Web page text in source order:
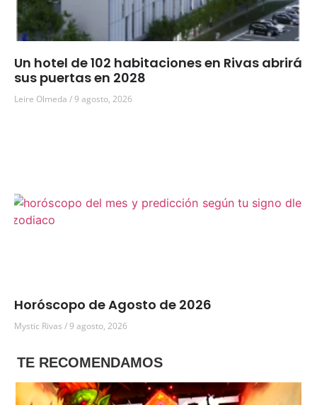
Un hotel de 102 habitaciones en Rivas abrirá
sus puertas en 2028
Leire Olmeda 9 agosto, 2026
Horóscopo de Agosto de 2026
Mystic Rivas 9 agosto, 2026
TE RECOMENDAMOS